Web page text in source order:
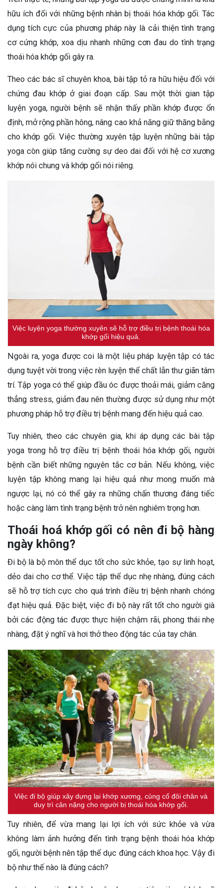
hữu ích đối với những bệnh nhân bị thoái hóa khớp gối. Tác
dụng tích cực của phương pháp này là cải thiện tình trạng
cơ cứng khớp, xoa dịu nhanh những cơn đau do tình trạng
thoái hóa khớp gối gây ra.
Theo các bác sĩ chuyên khoa, bài tập tỏ ra hữu hiệu đối với
chứng đau khớp ở giai đoạn cấp. Sau một thời gian tập
luyện yoga, người bệnh sẽ nhận thấy phần khớp được ổn
định, mở rộng phần hông, nâng cao khả năng giữ thăng bằng
cho khớp gối. Việc thường xuyên tập luyện những bài tập
yoga còn giúp tăng cường sự deo dai đối với hệ cơ xương
khớp nói chung và khớp gối nói riêng.
Việc luyện yoga thường xuyên sẽ hỗ trợ điều trị bệnh thoái hóa
khớp gối hiệu quả.
Ngoài ra, yoga được coi là một liệu pháp luyện tập có tác
dụng tuyệt vời trong việc rèn luyện thể chất lẫn thư giãn tâm
trí. Tập yoga có thể giúp đầu óc được thoải mái, giảm căng
thẳng stress, giảm đau nên thường được sử dụng như một
phương pháp hỗ trợ điều trị bệnh mang đến hiệu quả cao.
Tuy nhiên, theo các chuyên gia, khi áp dụng các bài tập
yoga trong hỗ trợ điều trị bệnh thoái hóa khớp gối, người
bệnh cần biết những nguyên tắc cơ bản. Nếu không, việc
luyện tập không mang lại hiệu quả như mong muốn mà
ngược lại, nó có thể gây ra những chấn thương đáng tiếc
hoặc càng làm tình trạng bệnh trở nên nghiêm trọng hơn.
Thoái hoá khớp gối có nên đi bộ hàng
ngày không?
Đi bộ là bộ môn thể dục tốt cho sức khỏe, tạo sự linh hoạt,
dẻo dai cho cơ thể. Việc tập thể dục nhẹ nhàng, đúng cách
sẽ hỗ trợ tích cực cho quá trình điều trị bệnh nhanh chóng
đạt hiệu quả. Đặc biệt, việc đi bộ này rất tốt cho người già
bởi các động tác được thực hiện chậm rãi, phong thái nhẹ
nhàng, đặt ý nghĩ và hơi thở theo động tác của tay chân.
Việc đi bộ giúp xây dựng lại khớp xương, củng cố đôi chân và
duy trì cân nặng cho người bị thoái hóa khớp gối.
Tuy nhiên, để vừa mang lại lợi ích với sức khỏe và vừa
không làm ảnh hưởng đến tình trạng bệnh thoái hóa khớp
gối, người bệnh nên tập thể dục đúng cách khoa học. Vậy đi
bộ như thế nào là đúng cách?